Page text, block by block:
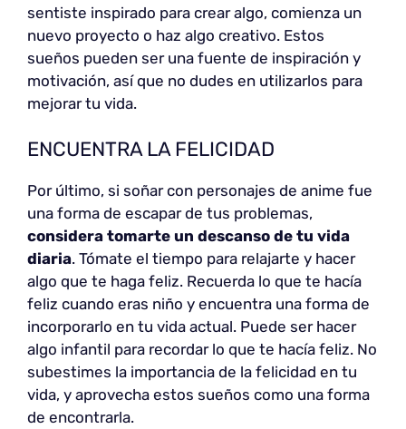
sentiste inspirado para crear algo, comienza un
nuevo proyecto o haz algo creativo. Estos
sueños pueden ser una fuente de inspiración y
motivación, así que no dudes en utilizarlos para
mejorar tu vida.
ENCUENTRA LA FELICIDAD
Por último, si soñar con personajes de anime fue
una forma de escapar de tus problemas,
considera tomarte un descanso de tu vida
diaria. Tómate el tiempo para relajarte y hacer
algo que te haga feliz. Recuerda lo que te hacía
feliz cuando eras niño y encuentra una forma de
incorporarlo en tu vida actual. Puede ser hacer
algo infantil para recordar lo que te hacía feliz. No
subestimes la importancia de la felicidad en tu
vida, y aprovecha estos sueños como una forma
de encontrarla.